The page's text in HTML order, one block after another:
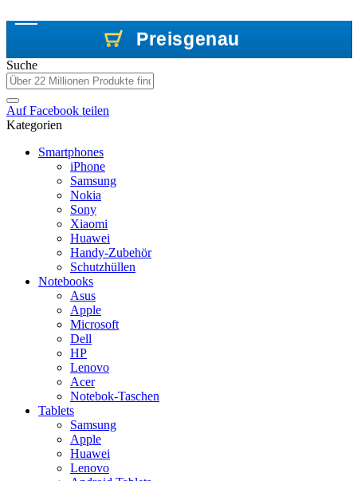
Preisgenau
Preisgenau
Preisgenau
Suche
AufFacebook teilen
Kategorien
Smartphones
iPhone
Samsung
Nokia
Sony
Xiaomi
Huawei
Handy-Zubehör
Schutzhüllen
Notebooks
Asus
Apple
Microsoft
Dell
HP
Lenovo
Acer
Notebok-Taschen
Tablets
Samsung
Apple
Huawei
Lenovo